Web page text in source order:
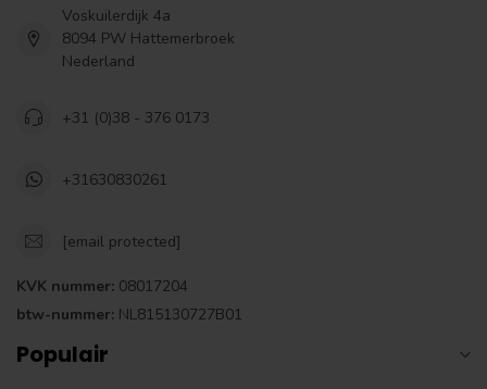
Voskuilerdijk 4a
8094 PW Hattemerbroek
Nederland
+31 (0)38 - 376 0173
+31630830261
[email protected]
KVK nummer: 08017204
btw-nummer: NL815130727B01
Populair